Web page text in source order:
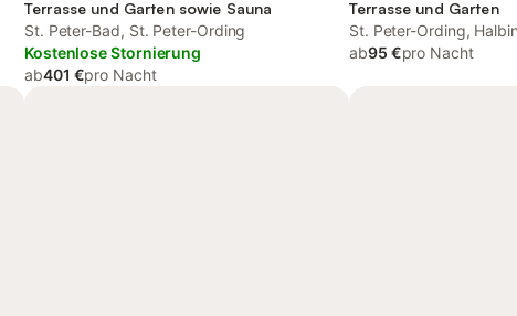
Terrasse und Garten sowie Sauna
St. Peter-Bad, St. Peter-Ording
Kostenlose Stornierung
ab401 €pro Nacht
Terrasse und Garten
St. Peter-Ording,
ab95 €pro Nacht